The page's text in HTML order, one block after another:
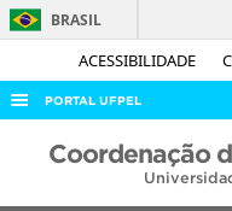
ACESSIBILIDADE
BRASIL
PORTAL UFPEL
ACESSO À INFORMAÇÃO
Coordenação